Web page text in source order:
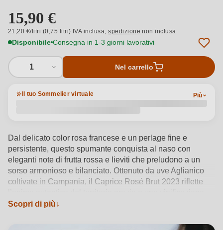
15,90 €
21,20 €/litri (0,75 litri) IVA inclusa,spedizione non inclusa
Disponibile Consegna in 1-3 giorni lavorativi
1 Nel carrello
Il tuo Sommelier virtuale Più
Dal delicato color rosa francese e un perlage fine e
persistente, questo spumante conquista al naso con
eleganti note di frutta rossa e lieviti che preludono a un
sorso armonioso e bilanciato. Ottenuto da uve Aglianico
coltivate in Campania, il Caprice Rosé Brut 2023 riflette
attenta e rispettosa delle varietà autoctone. Servito tra i 6 e
freschi. La cantina Capri Moonlight, con radici profonde
Scopri di più